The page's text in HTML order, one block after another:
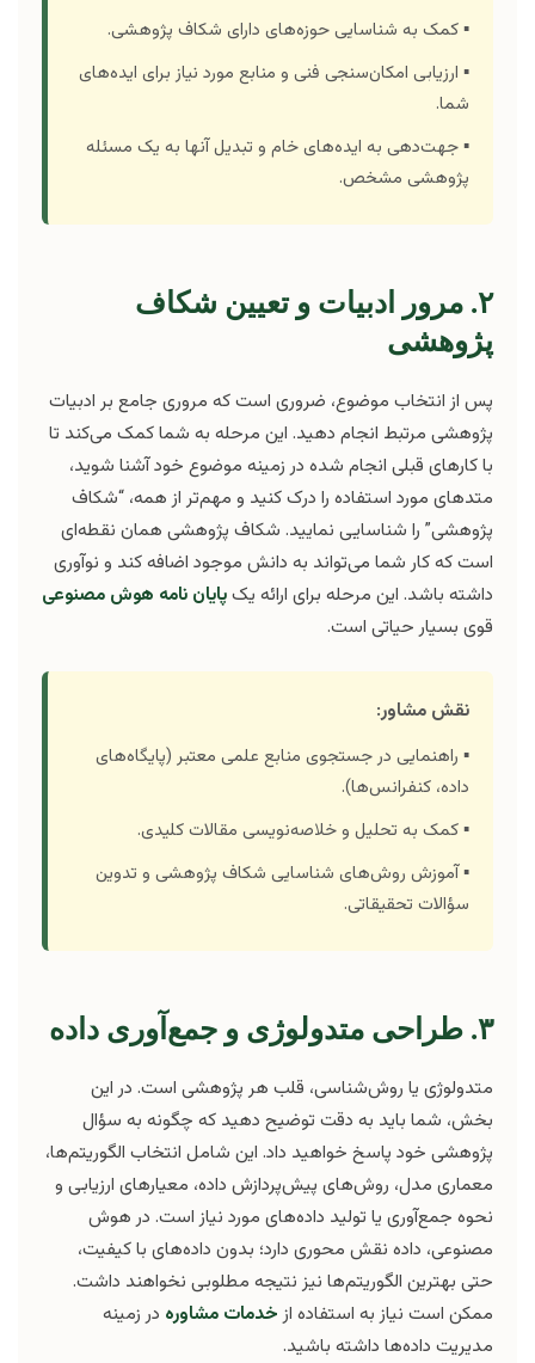
▪️ کمک به شناسایی حوزه‌های دارای شکاف پژوهشی.
▪️ ارزیابی امکان‌سنجی فنی و منابع مورد نیاز برای ایده‌های
شما.
▪️ جهت‌دهی به ایده‌های خام و تبدیل آنها به یک مسئله
پژوهشی مشخص.
۲. مرور ادبیات و تعیین شکاف
پژوهشی
پس از انتخاب موضوع، ضروری است که مروری جامع بر ادبیات
پژوهشی مرتبط انجام دهید. این مرحله به شما کمک می‌کند تا
با کارهای قبلی انجام شده در زمینه موضوع خود آشنا شوید،
متدهای مورد استفاده را درک کنید و مهم‌تر از همه، “شکاف
پژوهشی” را شناسایی نمایید. شکاف پژوهشی همان نقطه‌ای
است که کار شما می‌تواند به دانش موجود اضافه کند و نوآوری
داشته باشد. این مرحله برای ارائه یکپایان نامه هوش مصنوعی
قوی بسیار حیاتی است.
نقش مشاور:
▪️ راهنمایی در جستجوی منابع علمی معتبر (پایگاه‌های
داده، کنفرانس‌ها).
▪️ کمک به تحلیل و خلاصه‌نویسی مقالات کلیدی.
▪️ آموزش روش‌های شناسایی شکاف پژوهشی و تدوین
سؤالات تحقیقاتی.
۳. طراحی متدولوژی و جمع‌آوری داده
متدولوژی یا روش‌شناسی، قلب هر پژوهشی است. در این
بخش، شما باید به دقت توضیح دهید که چگونه به سؤال
پژوهشی خود پاسخ خواهید داد. این شامل انتخاب الگوریتم‌ها،
معماری مدل، روش‌های پیش‌پردازش داده، معیارهای ارزیابی و
نحوه جمع‌آوری یا تولید داده‌های مورد نیاز است. در هوش
مصنوعی، داده نقش محوری دارد؛ بدون داده‌های با کیفیت،
حتی بهترین الگوریتم‌ها نیز نتیجه مطلوبی نخواهند داشت.
ممکن است نیاز به استفاده ازخدمات مشاوره در زمینه
مدیریت داده‌ها داشته باشید.